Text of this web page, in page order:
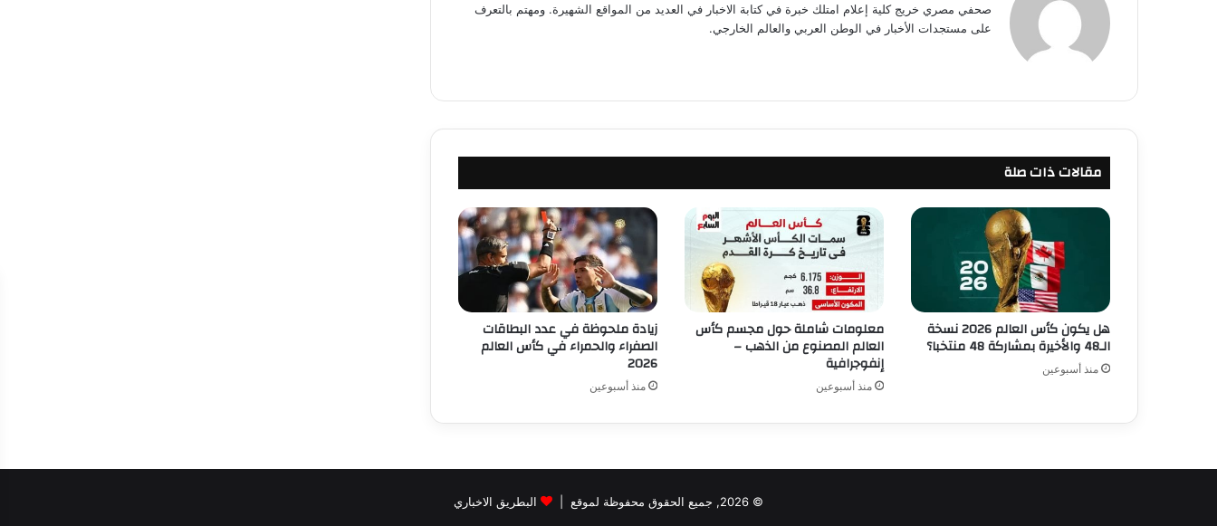
صحفي مصري خريج كلية إعلام امتلك خبرة في كتابة الاخبار في العديد من المواقع الشهيرة. ومهتم بالتعرف
على مستجدات الأخبار في الوطن العربي والعالم الخارجي.
مقالات ذات صلة
هل يكون كأس العالم 2026 نسخة
الـ48 والأخيرة بمشاركة 48 منتخبا؟
منذ أسبوعين
معلومات شاملة حول مجسم كأس
العالم المصنوع من الذهب –
إنفوجرافية
منذ أسبوعين
زيادة ملحوظة في عدد البطاقات
الصفراء والحمراء في كأس العالم
2026
منذ أسبوعين
© 2026, جميع الحقوق محفوظة لموقع |
البطريق الاخباري